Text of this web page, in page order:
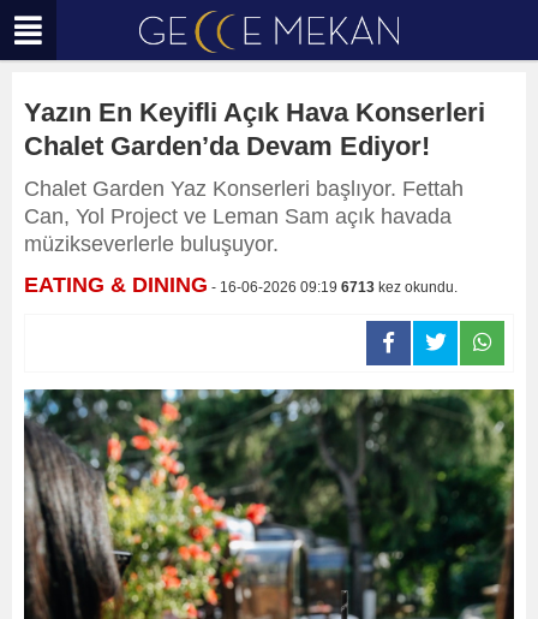
Yazın En Keyifli Açık Hava Konserleri
Chalet Garden’da Devam Ediyor!
Chalet Garden Yaz Konserleri başlıyor. Fettah
Can, Yol Project ve Leman Sam açık havada
müzikseverlerle buluşuyor.
EATING & DINING - 16-06-2026 09:19 6713 kez okundu.